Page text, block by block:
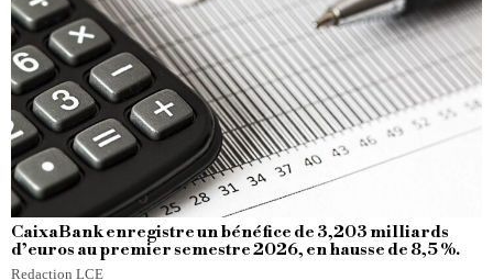
CaixaBank enregistre un bénéfice de 3,203 milliards
d’euros au premier semestre 2026, en hausse de 8,5 %.
Redaction LCE